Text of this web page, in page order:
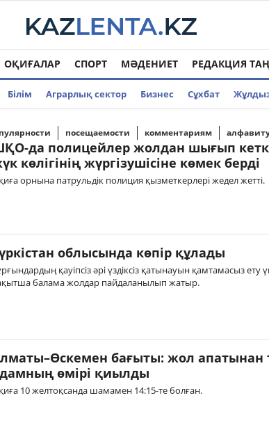
ОҚИҒАЛАР СПОРТ МӘДЕНИЕТ РЕДАКЦИЯ
Білім Аграрлық сектор Бизнес Cұхбат
посещаемости комментариям
да полицейлер жолдан шығып
көлігінің жүргізушісіне көмек берді
орнына патрульдік полиция қызметкерлері жедел жетті.
облысында көпір құлады
қауіпсіз әрі үздіксіз қатынауын қамтамасыз ету
балама жолдар пайдаланылып жатыр.
бағыты: жол апатынан
өмірі қиылды
10 желтоқсанда шамамен 14:15-те болған.